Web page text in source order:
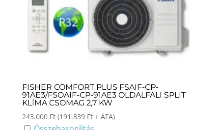
FISHER COMFORT PLUS FSAIF-CP-
91AE3/FSOAIF-CP-91AE3 OLDALFALI SPLIT
KLÍMA CSOMAG 2,7 KW
243.000 Ft (191.339 Ft+ ÁFA)